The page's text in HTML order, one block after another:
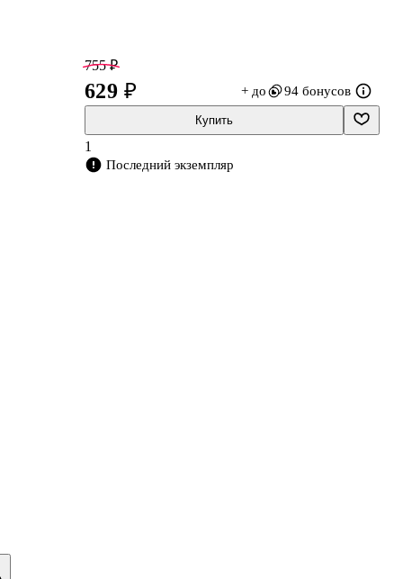
755 ₽
629 ₽ + до 94 бонусов
Купить
1
Последний экземпляр